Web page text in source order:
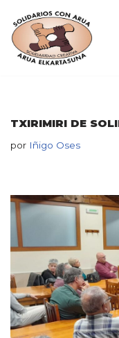
Saltar
al
TXIRIMIRI DE
por Iñigo Oses